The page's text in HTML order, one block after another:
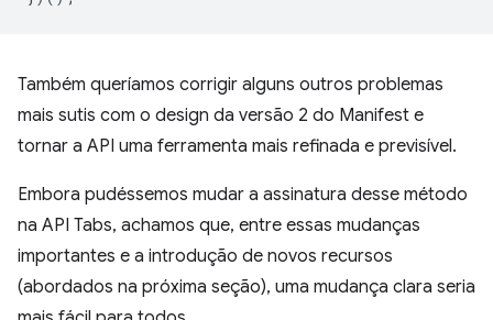
Também queríamos corrigir alguns outros problemas
mais sutis com o design da versão 2 do Manifest e
tornar a API uma ferramenta mais refinada e previsível.
Embora pudéssemos mudar a assinatura desse método
na API Tabs, achamos que, entre essas mudanças
importantes e a introdução de novos recursos
(abordados na próxima seção), uma mudança clara seria